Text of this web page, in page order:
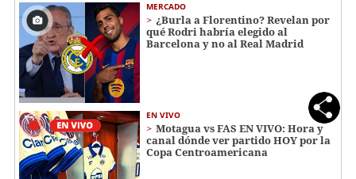
MERCADO
¿Burla a Florentino? Revelan por
qué Rodri habría elegido al
Barcelona y no al Real Madrid
EN VIVO
Motagua vs FAS EN VIVO: Hora y
canal dónde ver partido HOY por la
Copa Centroamericana